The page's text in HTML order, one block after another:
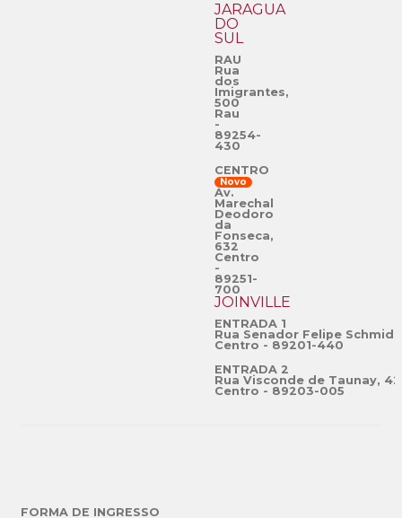
JARAGUÁ
DO
SUL
RAU
Rua
dos
Imigrantes,
500
Rau
-
89254-
430
CENTRO
Novo
Av.
Marechal
Deodoro
da
Fonseca,
632
Centro
-
89251-
700
JOINVILLE
ENTRADA 1
Rua Senador Felipe
Centro - 89201-440
ENTRADA 2
Rua Visconde de Taunay,
Centro - 89203-005
FORMA DE INGRESSO